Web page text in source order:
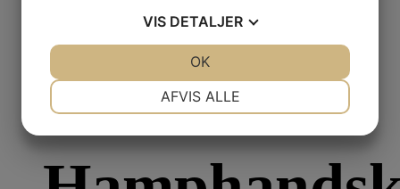
Læs mere
Til badet
VIS DETALJER
AFVIS ALLE
OK